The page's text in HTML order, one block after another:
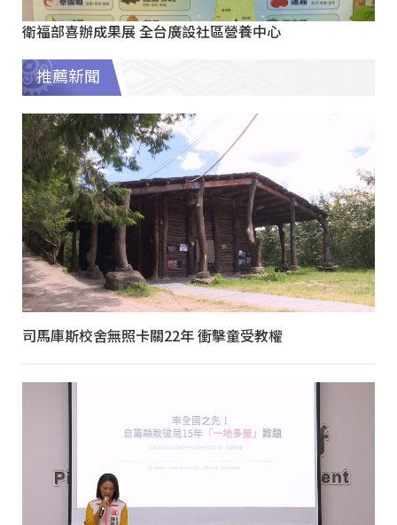
衛福部喜辦成果展 全台廣設社區營養中心
推薦新聞
司馬庫斯校舍無照卡關22年 衝擊童受教權